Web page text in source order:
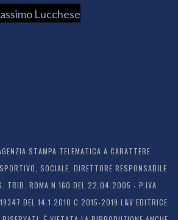
STAMPA TELEMATICA A CARATTERE
SOCIALE. DIRETTORE RESPONSABILE
TRIB. ROMA N.160 DEL 22.04.2005 - P.IVA
DEL 14.1.2010 C 2015-2019 L&V EDITRICE